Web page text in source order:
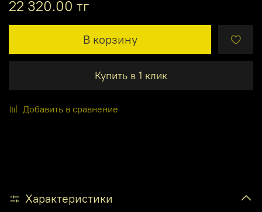
22 320.00 тг
В корзину
Купить в 1 клик
Добавить в сравнение
Характеристики